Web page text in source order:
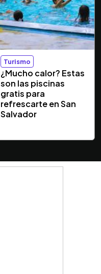
Turismo
¿Mucho calor? Estas
son las piscinas
gratis para
refrescarte en San
Salvador